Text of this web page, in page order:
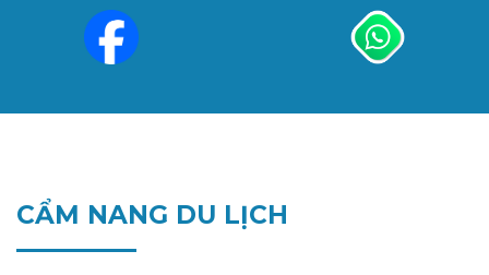
CẨM NANG DU LỊCH